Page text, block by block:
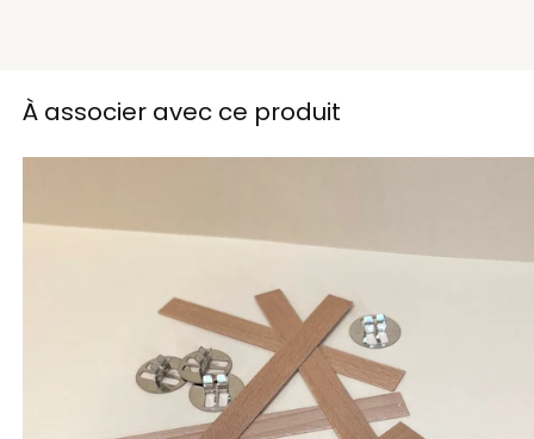
À associer avec ce produit